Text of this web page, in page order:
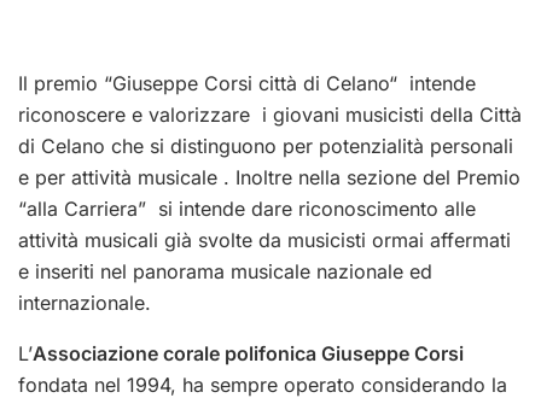
Il premio “Giuseppe Corsi città di Celano“ intende
riconoscere e valorizzare i giovani musicisti della Città
di Celano che si distinguono per potenzialità personali
e per attività musicale . Inoltre nella sezione del Premio
“alla Carriera” si intende dare riconoscimento alle
attività musicali già svolte da musicisti ormai affermati
e inseriti nel panorama musicale nazionale ed
internazionale.
L’Associazione corale polifonica Giuseppe Corsi
fondata nel 1994, ha sempre operato considerando la